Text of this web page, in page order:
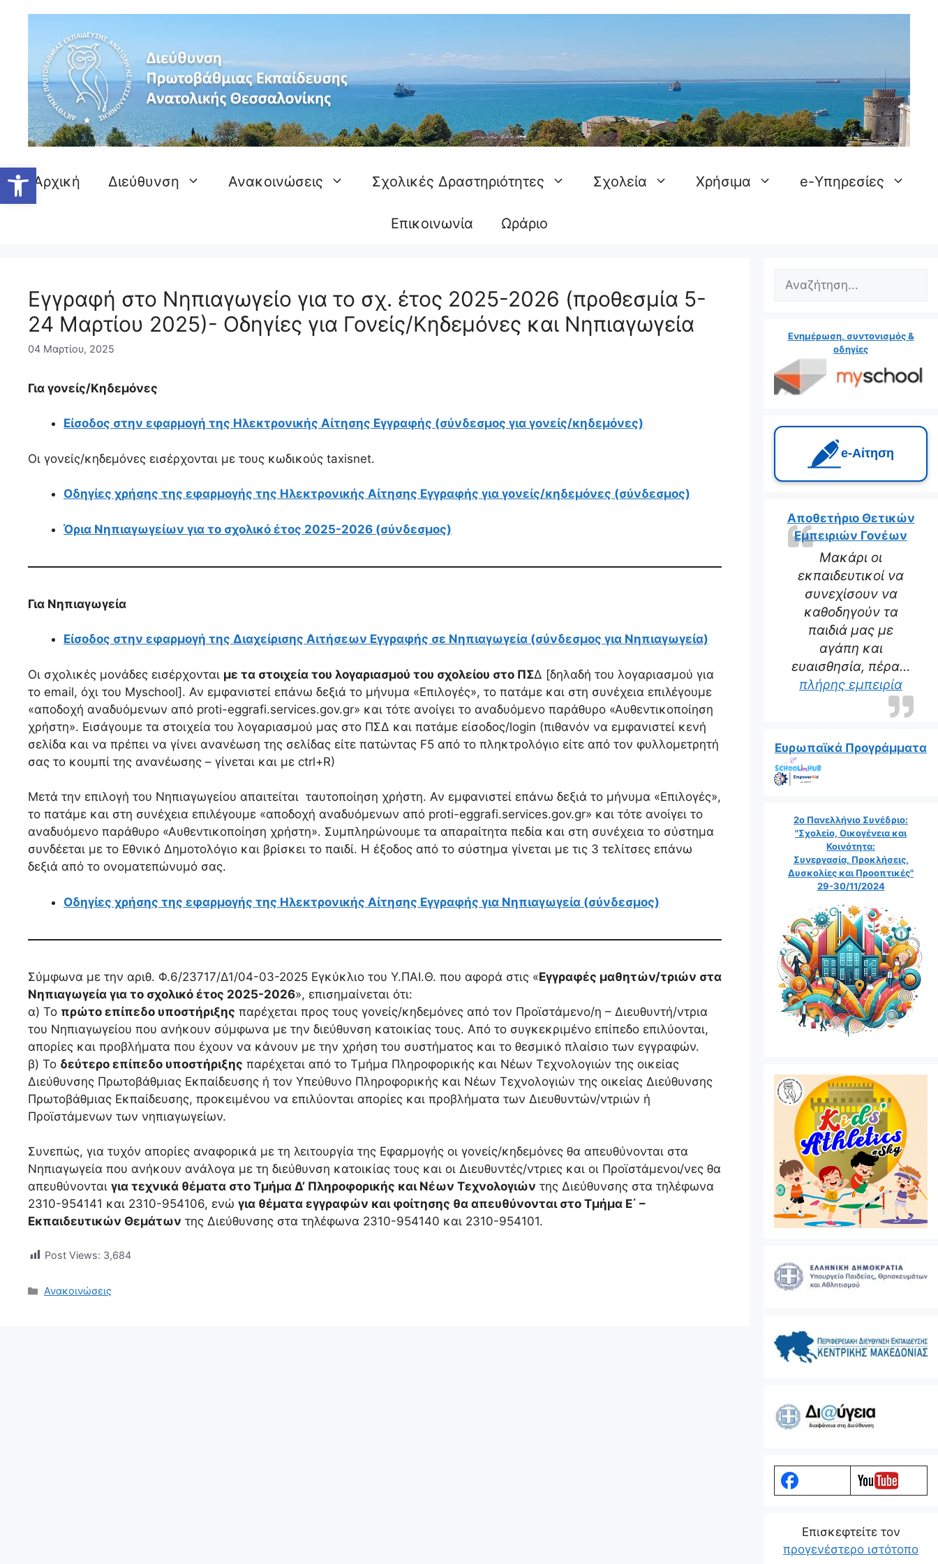
Ανοίξτε τη γραμμή εργαλείων
περιεχόμενο
Αρχική Διεύθυνση Ανακοινώσεις Σχολικές Δραστηριότητες Σχολεία Χρήσιμα e-Υπηρεσίες
Επικοινωνία Ωράριο
Εγγραφή στο Νηπιαγωγείο για το σχ. έτος 2025-2026 (προθεσμία 5-
24 Μαρτίου 2025)- Οδηγίες για Γονείς/Κηδεμόνες και Νηπιαγωγεία
04 Μαρτίου, 2025
Για γονείς/Κηδεμόνες
Είσοδος στην εφαρμογή της Ηλεκτρονικής Αίτησης Εγγραφής (σύνδεσμος για γονείς/κηδεμόνες)
Οι γονείς/κηδεμόνες εισέρχονται με τους κωδικούς taxisnet.
Οδηγίες χρήσης της εφαρμογής της Ηλεκτρονικής Αίτησης Εγγραφής για γονείς/κηδεμόνες (σύνδεσμος)
Όρια Νηπιαγωγείων για το σχολικό έτος 2025-2026 (σύνδεσμος)
Για Νηπιαγωγεία
Είσοδος στην εφαρμογή της Διαχείρισης Αιτήσεων Εγγραφής σε Νηπιαγωγεία (σύνδεσμος για Νηπιαγωγεία)
Οι σχολικές μονάδες εισέρχονται με τα στοιχεία του λογαριασμού του σχολείου στο ΠΣΔ [δηλαδή του λογαριασμού για
το email, όχι του Myschool]. Αν εμφανιστεί επάνω δεξιά το μήνυμα «Επιλογές», το πατάμε και στη συνέχεια επιλέγουμε
«αποδοχή αναδυόμενων από proti-eggrafi.services.gov.gr» και τότε ανοίγει το αναδυόμενο παράθυρο «Αυθεντικοποίηση
χρήστη». Εισάγουμε τα στοιχεία του λογαριασμού μας στο ΠΣΔ και πατάμε είσοδος/login (πιθανόν να εμφανιστεί κενή
σελίδα και να πρέπει να γίνει ανανέωση της σελίδας είτε πατώντας F5 από το πληκτρολόγιο είτε από τον φυλλομετρητή
σας το κουμπί της ανανέωσης – γίνεται και με ctrl+R)
Μετά την επιλογή του Νηπιαγωγείου απαιτείται ταυτοποίηση χρήστη. Αν εμφανιστεί επάνω δεξιά το μήνυμα «Επιλογές»,
το πατάμε και στη συνέχεια επιλέγουμε «αποδοχή αναδυόμενων από proti-eggrafi.services.gov.gr» και τότε ανοίγει το
αναδυόμενο παράθυρο «Αυθεντικοποίηση χρήστη». Συμπληρώνουμε τα απαραίτητα πεδία και στη συνέχεια το σύστημα
συνδέεται με το Εθνικό Δημοτολόγιο και βρίσκει το παιδί. Η έξοδος από το σύστημα γίνεται με τις 3 τελίτσες επάνω
δεξιά από το ονοματεπώνυμό σας.
Οδηγίες χρήσης της εφαρμογής της Ηλεκτρονικής Αίτησης Εγγραφής για Νηπιαγωγεία (σύνδεσμος)
Σύμφωνα με την αριθ. Φ.6/23717/Δ1/04-03-2025 Εγκύκλιο του Υ.ΠΑΙ.Θ. που αφορά στις «Εγγραφές μαθητών/τριών στα
Νηπιαγωγεία για το σχολικό έτος 2025-2026», επισημαίνεται ότι:
α) Το πρώτο επίπεδο υποστήριξης παρέχεται προς τους γονείς/κηδεμόνες από τον Προϊστάμενο/η – Διευθυντή/ντρια
του Νηπιαγωγείου που ανήκουν σύμφωνα με την διεύθυνση κατοικίας τους. Από το συγκεκριμένο επίπεδο επιλύονται,
απορίες και προβλήματα που έχουν να κάνουν με την χρήση του συστήματος και το θεσμικό πλαίσιο των εγγραφών.
β) Το δεύτερο επίπεδο υποστήριξης παρέχεται από το Τμήμα Πληροφορικής και Νέων Τεχνολογιών της οικείας
Διεύθυνσης Πρωτοβάθμιας Εκπαίδευσης ή τον Υπεύθυνο Πληροφορικής και Νέων Τεχνολογιών της οικείας Διεύθυνσης
Πρωτοβάθμιας Εκπαίδευσης, προκειμένου να επιλύονται απορίες και προβλήματα των Διευθυντών/ντριών ή
Προϊστάμενων των νηπιαγωγείων.
Συνεπώς, για τυχόν απορίες αναφορικά με τη λειτουργία της Εφαρμογής οι γονείς/κηδεμόνες θα απευθύνονται στα
Νηπιαγωγεία που ανήκουν ανάλογα με τη διεύθυνση κατοικίας τους και οι Διευθυντές/ντριες και οι Προϊστάμενοι/νες θα
απευθύνονται για τεχνικά θέματα στο Τμήμα Δ’ Πληροφορικής και Νέων Τεχνολογιών της Διεύθυνσης στα τηλέφωνα
2310-954141 και 2310-954106, ενώ για θέματα εγγραφών και φοίτησης θα απευθύνονται στο Τμήμα Ε΄ –
Εκπαιδευτικών Θεμάτων της Διεύθυνσης στα τηλέφωνα 2310-954140 και 2310-954101.
Post Views: 3,684
Κατηγορίες
Ανακοινώσεις
Ενημέρωση, συντονισμός &
οδηγίες
e‑Αίτηση
Μακάρι οι
εκπαιδευτικοί να
συνεχίσουν να
καθοδηγούν τα
παιδιά μας με
αγάπη και
ευαισθησία, πέρα…
πλήρης εμπειρία“Η
Αποθετήριο Θετικών
Εμπειριών Γονέων
Ευρωπαϊκά Προγράμματα
2ο Πανελλήνιο Συνέδριο:
"Σχολείο, Οικογένεια και
Κοινότητα:
Συνεργασία, Προκλήσεις,
Δυσκολίες και Προοπτικές"
29-30/11/2024
Eπισκεφτείτε τον
προγενέστερο ιστότοπο